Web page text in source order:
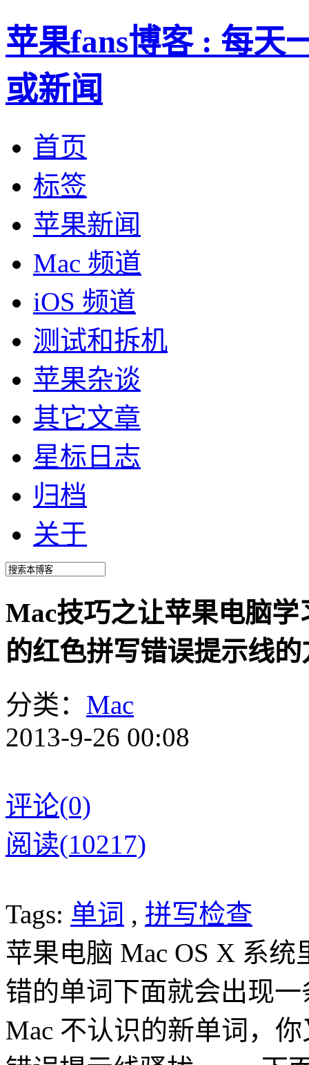
苹果fans博客 : 每天
或新闻
首页
标签
苹果新闻
Mac 频道
iOS 频道
测试和拆机
苹果杂谈
其它文章
星标日志
归档
关于
Mac技巧之让苹果电脑
的红色拼写错误提示线的
分类： Mac
2013-9-26 00:08
评论(0)
阅读(10217)
Tags: 单词 , 拼写检查
苹果电脑 Mac OS X 系
错的单词下面就会出现
Mac 不认识的新单词，